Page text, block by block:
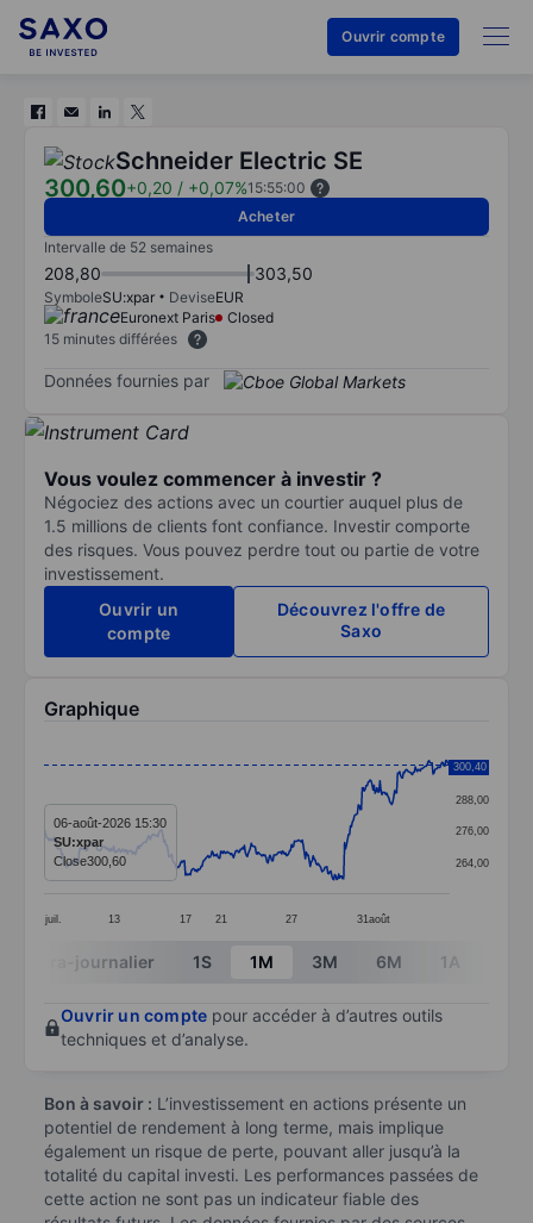
Ouvrir compte
Schneider Electric SE
300,60+0,20 / +0,07%15:55:00
Acheter
Intervalle de 52 semaines
208,80 303,50
SymboleSU:xpar DeviseEUR
Euronext Paris
Closed
15 minutes différées
Données fournies par
Vous voulez commencer à investir ?
Négociez des actions avec un courtier auquel plus de
1.5 millions de clients font confiance. Investir comporte
des risques. Vous pouvez perdre tout ou partie de votre
investissement.
Ouvrir un
compte
Découvrez l'offre de
Saxo
Graphique
The chart has 1 X axis displaying categories.
The chart has 1 Y axis displaying values. Data
juil. 13 17 21 27 31 août
264,00
276,00
288,00
300,00
300,40
06-août-2026 15:30
SU:xpar
Close300,60
End of interactive chart.
Intra-journalier 1S 1M 3M 6M 1A
Ouvrir un compte pour accéder à d’autres outils
techniques et d’analyse.
Bon à savoir : L’investissement en actions présente un
potentiel de rendement à long terme, mais implique
également un risque de perte, pouvant aller jusqu’à la
totalité du capital investi. Les performances passées de
cette action ne sont pas un indicateur fiable des